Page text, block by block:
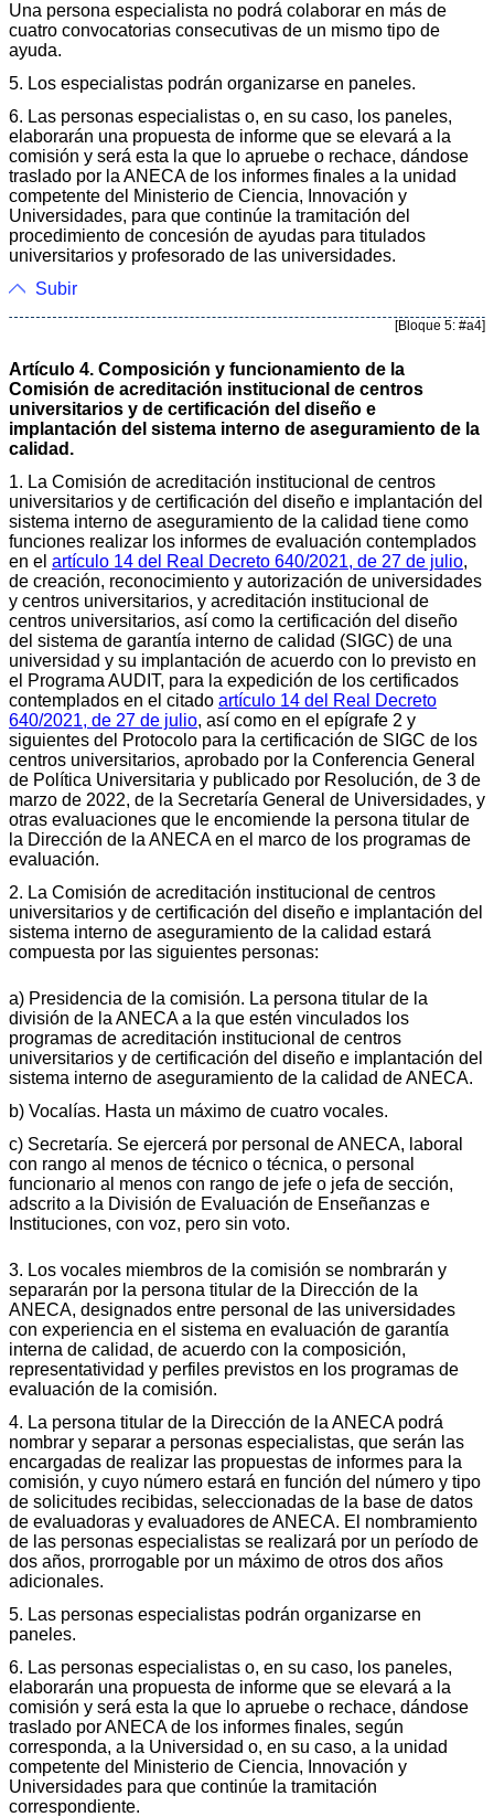
Una persona especialista no podrá colaborar en más de
cuatro convocatorias consecutivas de un mismo tipo de
ayuda.
5. Los especialistas podrán organizarse en paneles.
6. Las personas especialistas o, en su caso, los paneles,
elaborarán una propuesta de informe que se elevará a la
comisión y será esta la que lo apruebe o rechace, dándose
traslado por la ANECA de los informes finales a la unidad
competente del Ministerio de Ciencia, Innovación y
Universidades, para que continúe la tramitación del
procedimiento de concesión de ayudas para titulados
universitarios y profesorado de las universidades.
Subir
[Bloque 5: #a4]
Artículo 4. Composición y funcionamiento de la
Comisión de acreditación institucional de centros
universitarios y de certificación del diseño e
implantación del sistema interno de aseguramiento de la
calidad.
1. La Comisión de acreditación institucional de centros
universitarios y de certificación del diseño e implantación del
sistema interno de aseguramiento de la calidad tiene como
funciones realizar los informes de evaluación contemplados
en el artículo 14 del Real Decreto 640/2021, de 27 de julio,
de creación, reconocimiento y autorización de universidades
y centros universitarios, y acreditación institucional de
centros universitarios, así como la certificación del diseño
del sistema de garantía interno de calidad (SIGC) de una
universidad y su implantación de acuerdo con lo previsto en
el Programa AUDIT, para la expedición de los certificados
contemplados en el citado artículo 14 del Real Decreto
640/2021, de 27 de julio, así como en el epígrafe 2 y
siguientes del Protocolo para la certificación de SIGC de los
centros universitarios, aprobado por la Conferencia General
de Política Universitaria y publicado por Resolución, de 3 de
marzo de 2022, de la Secretaría General de Universidades, y
otras evaluaciones que le encomiende la persona titular de
la Dirección de la ANECA en el marco de los programas de
evaluación.
2. La Comisión de acreditación institucional de centros
universitarios y de certificación del diseño e implantación del
sistema interno de aseguramiento de la calidad estará
compuesta por las siguientes personas:
a) Presidencia de la comisión. La persona titular de la
división de la ANECA a la que estén vinculados los
programas de acreditación institucional de centros
universitarios y de certificación del diseño e implantación del
sistema interno de aseguramiento de la calidad de ANECA.
b) Vocalías. Hasta un máximo de cuatro vocales.
c) Secretaría. Se ejercerá por personal de ANECA, laboral
con rango al menos de técnico o técnica, o personal
funcionario al menos con rango de jefe o jefa de sección,
adscrito a la División de Evaluación de Enseñanzas e
Instituciones, con voz, pero sin voto.
3. Los vocales miembros de la comisión se nombrarán y
separarán por la persona titular de la Dirección de la
ANECA, designados entre personal de las universidades
con experiencia en el sistema en evaluación de garantía
interna de calidad, de acuerdo con la composición,
representatividad y perfiles previstos en los programas de
evaluación de la comisión.
4. La persona titular de la Dirección de la ANECA podrá
nombrar y separar a personas especialistas, que serán las
encargadas de realizar las propuestas de informes para la
comisión, y cuyo número estará en función del número y tipo
de solicitudes recibidas, seleccionadas de la base de datos
de evaluadoras y evaluadores de ANECA. El nombramiento
de las personas especialistas se realizará por un período de
dos años, prorrogable por un máximo de otros dos años
adicionales.
5. Las personas especialistas podrán organizarse en
paneles.
6. Las personas especialistas o, en su caso, los paneles,
elaborarán una propuesta de informe que se elevará a la
comisión y será esta la que lo apruebe o rechace, dándose
traslado por ANECA de los informes finales, según
corresponda, a la Universidad o, en su caso, a la unidad
competente del Ministerio de Ciencia, Innovación y
Universidades para que continúe la tramitación
correspondiente.